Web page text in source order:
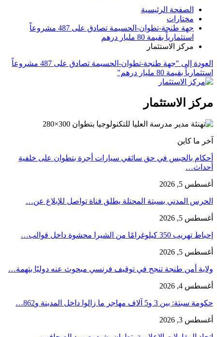
الصفحة الرئيسية
مختارات
جهة طنجة-تطوان-الحسيمة تصادق على 487 مشروعاً
استثمارياً بقيمة 80 مليار درهم
مركز الاستثمار
العودة إلى "جهة طنجة-تطوان-الحسيمة تصادق على 487 مشروعاً
استثمارياً بقيمة 80 مليار درهم"
مركز الاستثمار
آخر ما كاين
أحكام بالحبس في حق سائقي سيارات أجرة بتطوان على خلفية
أحداث…
أغسطس 5, 2026
الحرس المدني بسبتة المحتلة يطلق قناة تواصل للإبلاغ عن…
أغسطس 5, 2026
إحباط تهريب 350 كيلوغرامًا من الشيرا محشوة داخل قوالب…
أغسطس 5, 2026
ولاية أمن طنجة تنجح في توقيف فرنسي مبحوث عنه دوليًا بتهمة…
أغسطس 4, 2026
حكومة سبتة: بين 3 و5 آلاف مهاجر ما زالوا داخل المدينة و862…
أغسطس 3, 2026